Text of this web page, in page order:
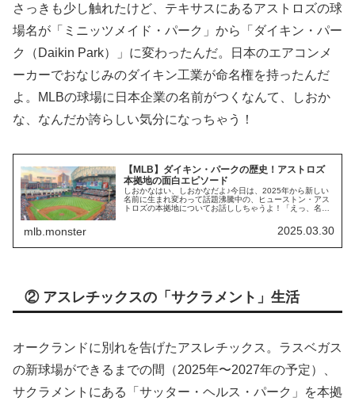
さっきも少し触れたけど、テキサスにあるアストロズの球
場名が「ミニッツメイド・パーク」から「ダイキン・パー
ク（Daikin Park）」に変わったんだ。日本のエアコンメ
ーカーでおなじみのダイキン工業が命名権を持ったんだ
よ。MLBの球場に日本企業の名前がつくなんて、しおか
な、なんだか誇らしい気分になっちゃう！
【MLB】ダイキン・パークの歴史！アストロズ
本拠地の面白エピソード
しおかなはい、しおかなだよ♪今日は、2025年から新しい
名前に生まれ変わって話題沸騰中の、ヒューストン・アス
トロズの本拠地についてお話ししちゃうよ！「えっ、名前
mlb.monster 2025.03.30
② アスレチックスの「サクラメント」生活
オークランドに別れを告げたアスレチックス。ラスベガス
の新球場ができるまでの間（2025年〜2027年の予定）、
サクラメントにある「サッター・ヘルス・パーク」を本拠